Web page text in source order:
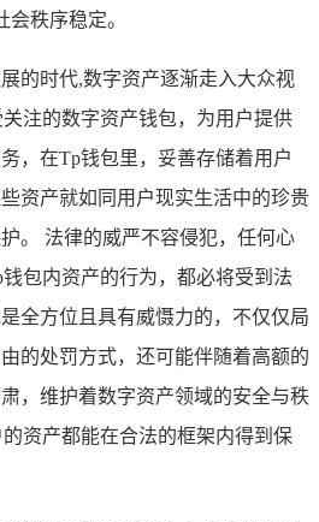
会秩序稳定。
的时代,数字资产逐渐走入大众视
注的数字资产钱包，为用户提供
，在Tp钱包里，妥善存储着用户
资产就如同用户现实生活中的珍贵
。 法律的威严不容侵犯，任何心
包内资产的行为，都必将受到法
全方位且具有威慑力的，不仅仅局
的处罚方式，还可能伴随着高额的
，维护着数字资产领域的安全与秩
资产都能在合法的框架内得到保